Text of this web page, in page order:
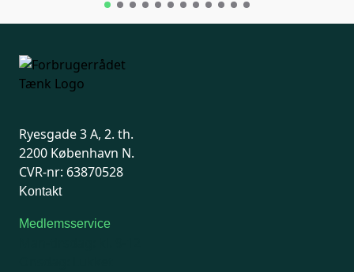
Ryesgade 3 A, 2. th.
2200 København N.
CVR-nr: 63870528
Kontakt
Medlemsservice